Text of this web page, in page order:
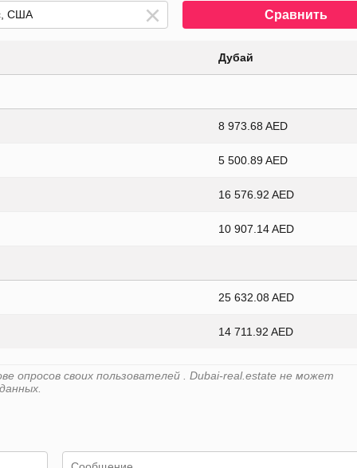
Сравнить
Дубай
8 973.68 AED
5 500.89 AED
16 576.92 AED
10 907.14 AED
25 632.08 AED
14 711.92 AED
опросов своих пользователей . Dubai-real.estate не может